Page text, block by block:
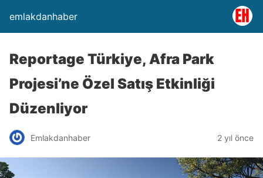
emlakdanhaber
Reportage Türkiye, Afra Park
Projesi’ne Özel Satış Etkinliği
Düzenliyor
Emlakdanhaber 2 yıl önce